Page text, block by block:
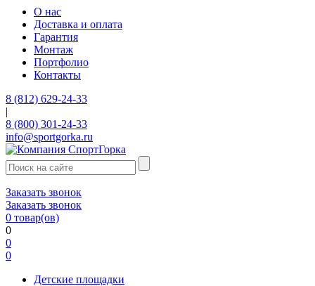
О нас
Доставка и оплата
Гарантия
Монтаж
Портфолио
Контакты
8 (812) 629-24-33
|
8 (800) 301-24-33
info@sportgorka.ru
Заказать звонок
Заказать звонок
0 товар(ов)
0
0
0
Детские площадки